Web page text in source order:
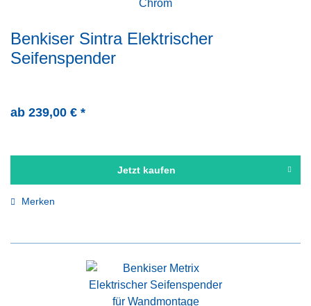
Benkiser Sintra Elektrischer
Seifenspender
ab 239,00 € *
Jetzt kaufen
Merken